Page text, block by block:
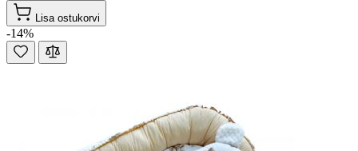
Lisa ostukorvi
-14%